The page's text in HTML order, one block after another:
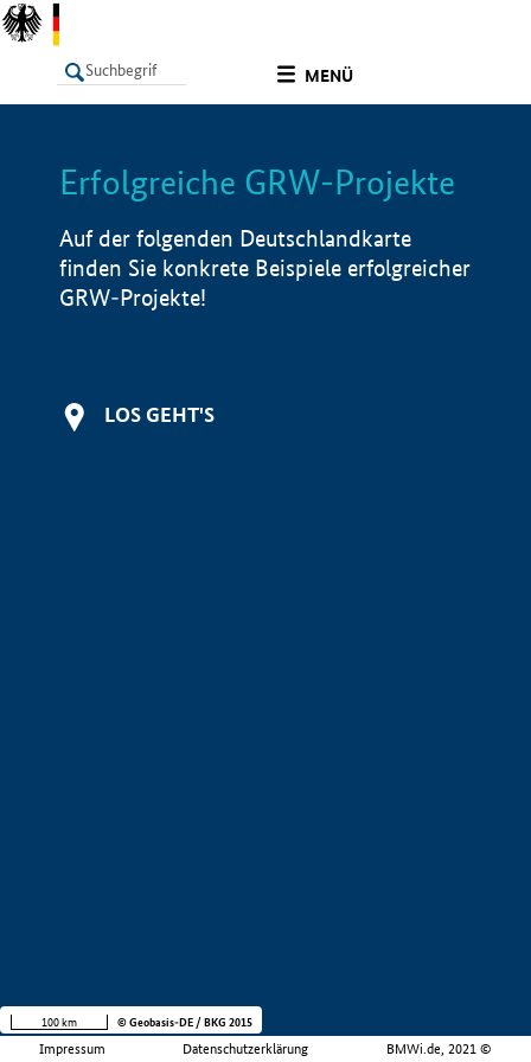
MENÜ
LISTE Info
Erfolgreiche GRW-Projekte
Auf der folgenden Deutschlandkarte
finden Sie konkrete Beispiele erfolgreicher
GRW-Projekte!
LOS GEHT'S
Impressum Datenschutzerklärung BMWi.de, 2021 ©
100 km © Geobasis-DE / BKG 2015